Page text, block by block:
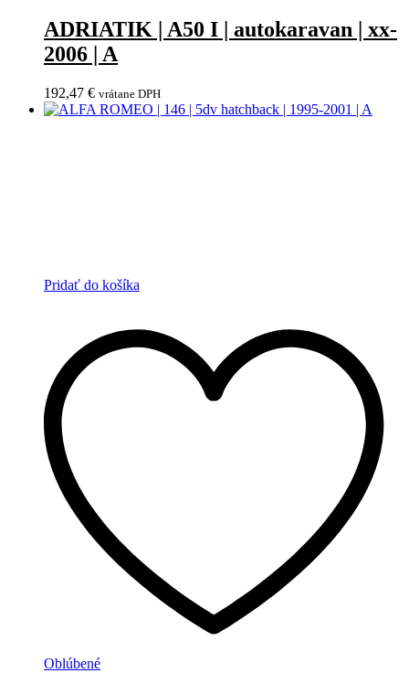
ADRIATIK | A50 I | autokaravan | xx-
2006 | A
192,47 € vrátane DPH
Pridať do košíka
Oblúbené